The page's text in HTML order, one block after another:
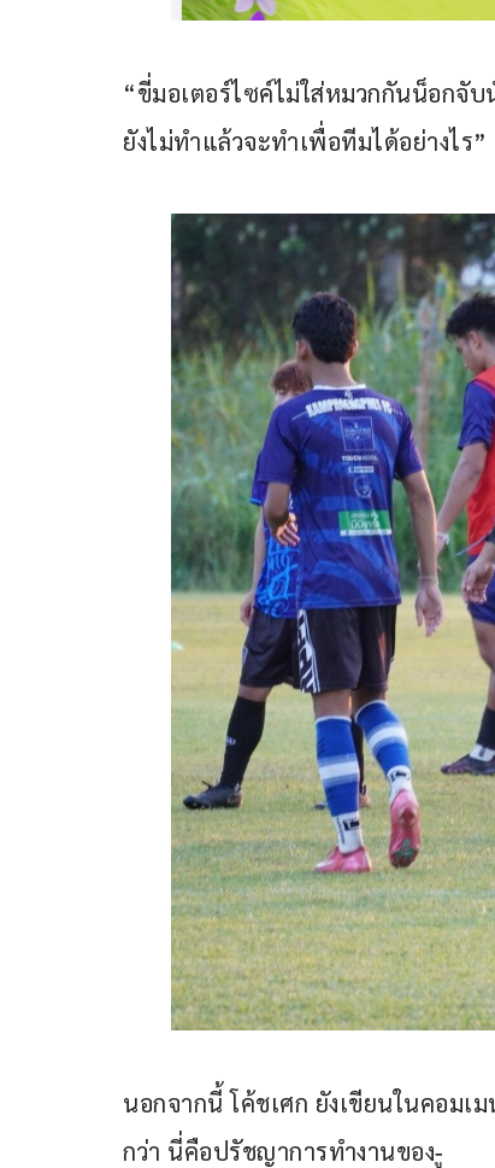
“ขี่มอเตอร์ไซค์ไม่ใส่หมวกกันน็อกจับ
ยังไม่ทำแล้วจะทำเพื่อทีมได้อย่างไร”
นอกจากนี้ โค้ชเศก ยังเขียนในคอม
กว่า นี่คือปรัชญาการทำงานของ-ู